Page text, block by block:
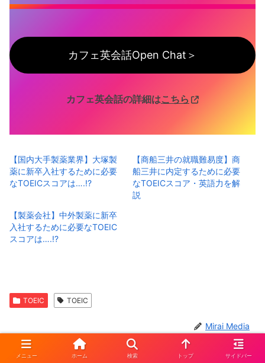
カフェ英会話Open Chat＞
カフェ英会話の詳細はこちら
【国内大手製薬業界】大塚製
薬に新卒入社するために必要
なTOEICスコアは….!?
【商船三井の就職難易度】商
船三井に内定するために必要
なTOEICスコア・英語力を解
説
【製薬会社】中外製薬に新卒
入社するために必要なTOEIC
スコアは….!?
TOEIC TOEIC
Mirai Media
メニュー ホーム 検索 トップ サイドバー